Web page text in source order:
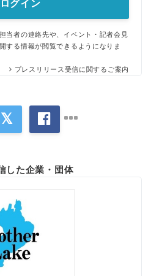
ログイン
当者の連絡先や、イベント・記者会見
する情報が閲覧できるようになりま
プレスリリース受信に関するご案内
した企業・団体